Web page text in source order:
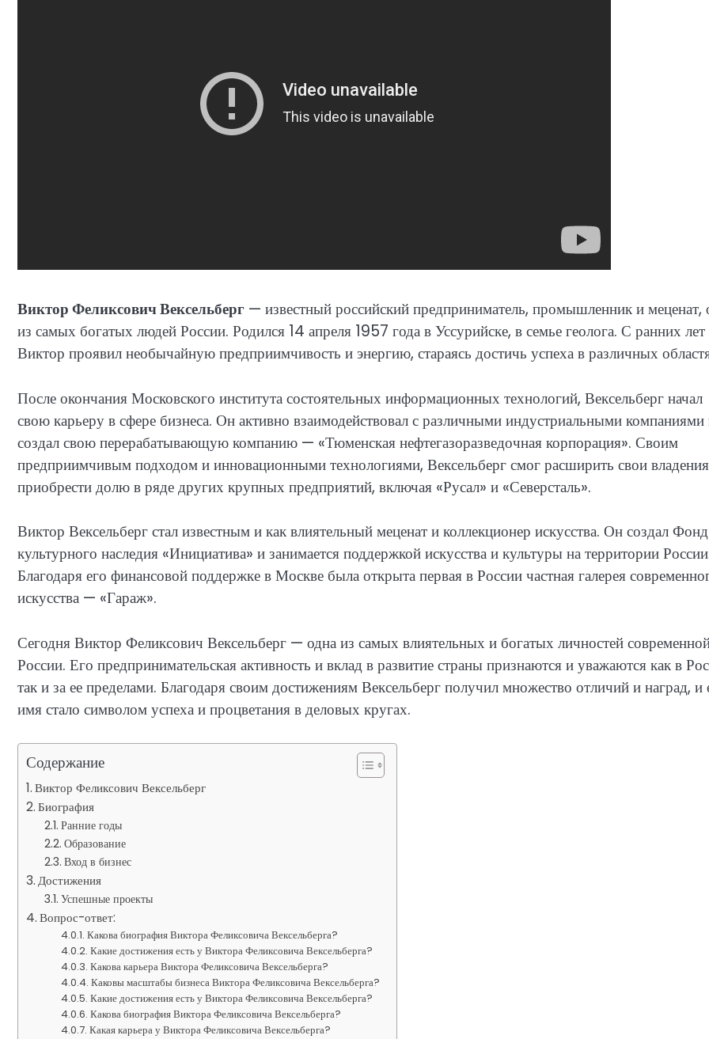
Виктор Феликсович Вексельберг — известный российский предприниматель, промышленник и меценат,
из самых богатых людей России. Родился 14 апреля 1957 года в Уссурийске, в семье геолога. С ранних лет
Виктор проявил необычайную предприимчивость и энергию, стараясь достичь успеха в различных
После окончания Московского института состоятельных информационных технологий, Вексельберг начал
свою карьеру в сфере бизнеса. Он активно взаимодействовал с различными индустриальными компаниями
создал свою перерабатывающую компанию — «Тюменская нефтегазоразведочная корпорация». Своим
предприимчивым подходом и инновационными технологиями, Вексельберг смог расширить свои
приобрести долю в ряде других крупных предприятий, включая «Русал» и «Северсталь».
Виктор Вексельберг стал известным и как влиятельный меценат и коллекционер искусства. Он создал Фонд
культурного наследия «Инициатива» и занимается поддержкой искусства и культуры на территории
Благодаря его финансовой поддержке в Москве была открыта первая в России частная галерея
искусства — «Гараж».
Сегодня Виктор Феликсович Вексельберг — одна из самых влиятельных и богатых личностей
России. Его предпринимательская активность и вклад в развитие страны признаются и уважаются как в
так и за ее пределами. Благодаря своим достижениям Вексельберг получил множество отличий и наград, и
имя стало символом успеха и процветания в деловых кругах.
Содержание
Виктор Феликсович Вексельберг
Биография
Ранние годы
Образование
Вход в бизнес
Достижения
Успешные проекты
Вопрос-ответ:
Какова биография Виктора Феликсовича Вексельберга?
Какие достижения есть у Виктора Феликсовича Вексельберга?
Какова карьера Виктора Феликсовича Вексельберга?
Каковы масштабы бизнеса Виктора Феликсовича Вексельберга?
Какие достижения есть у Виктора Феликсовича Вексельберга?
Какова биография Виктора Феликсовича Вексельберга?
Какая карьера у Виктора Феликсовича Вексельберга?